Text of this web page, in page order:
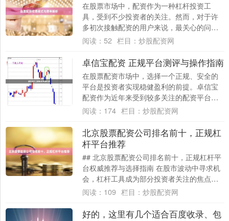
在股票市场中，配资作为一种杠杆投资工
具，受到不少投资者的关注。然而，对于许
多初次接触配资的用户来说，最关心的问题
之一就是“配资到底怎么收费？”本文将详细解
阅读： 52 栏目： 炒股配资网
卓信宝配资 正规平台测评与操作指南
在股票配资市场中，选择一个正规、安全的
平台是投资者实现稳健盈利的前提。卓信宝
配资作为近年来受到较多关注的配资平台，
其合规性、资金安全及操作体验究竟如何？
阅读： 174 栏目： 炒股配资网
北京股票配资公司排名前十，正规杠
杆平台推荐
## 北京股票配资公司排名前十，正规杠杆平
台权威推荐与选择指南 在股市波动中寻求机
会，杠杆工具成为部分投资者关注的焦点。
北京作为金融中心，各类配资平台林立，如
阅读： 109 栏目： 炒股配资网
好的，这里有几个适合百度收录、包